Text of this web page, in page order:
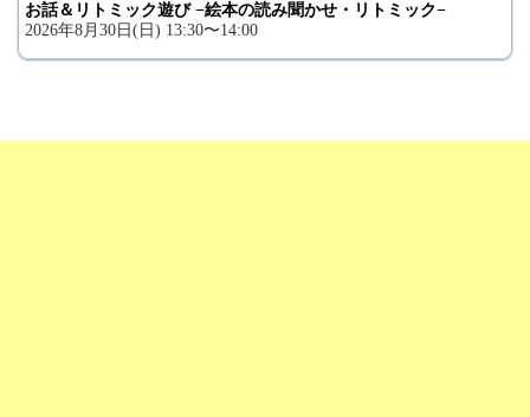
お話＆リトミック遊び −絵本の読み聞かせ・リトミック−
2026年8月30日(日) 13:30〜14:00